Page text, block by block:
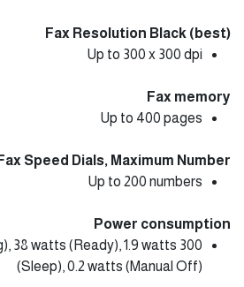
Fax Resolution Black (best)
Up to 300 x 300 dpi
Fax memory
Up to 400 pages
Fax Speed Dials, Maximum Number
Up to 200 numbers
Power consumption
38 watts (Ready), 1.9 watts
(Sleep), 0.2 watts (Manual Off)